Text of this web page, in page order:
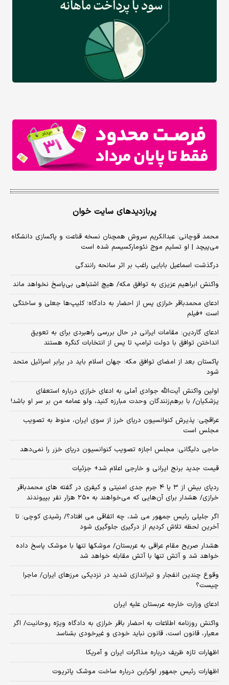
پربازدیدهای سایت خوان
محمد قوچانی: عبدالکریم سروش همچنان نسخه قناعت و پاکسازی دانشگاه
می‌پیچد | او تسلیم موج نئومارکسیسم شده است
درگذشت اسماعیل بابایی راغب بر اثر سانحه رانندگی
واکنش ابراهیم عزیزی به توافق مکه/ هیچ اشتباهی بی‌پاسخ نخواهد ماند
ادعای محمدباقر خرازی پس از احضار به دادگاه؛ کلیپ‌ها جعلی و ساختگی
است +فیلم
ادعای گاردین: مقامات ایرانی در حال بررسی راهبردی برای به تعویق
انداختن توافق با دولت ترامپ تا پس از انتخابات کنگره هستند
پاکستان بعد از امضای توافق مکه: جهان اسلام باید در برابر اسرائیل متحد
شود
اولین واکنش آیت‌الله جوادی آملی به ادعای خرازی درباره استعفای
پزشکیان/ با برهم‌زنندگان وحدت مبارزه کنید، ولو عمامه من بر سر او باشد!
عراقچی: پذیرش کنوانسیون دریای خرز از سوی ایران، منوط به تصویب
مجلس است
حاجی دلیگانی: مجلس اجازه تصویب کنوانسیون دریای خزر را نمی‌دهد
قیمت جدید برنج ایرانی و خارجی اعلام شد+ جزئیات
ردپای بیش از ۳ یا ۴ جرم جدی امنیتی و کیفری در گفته های محمدباقر
خرازی/ هشدار برای آن‌هایی که می‌خواهند به ۲۵۰ هزار نفر بپیوندند
اگر جلیلی رئیس جمهور می شد، چه اتفاقی می افتاد؟/ رشیدی کوچی: تا
آخرین لحظه تلاش کردیم از درگیری جلوگیری شود
هشدار صریح مقام عراقی به عربستان/ موشکها تنها با موشک پاسخ داده
خواهد شد و آتش تنها با آتش مقابله خواهد شد
وقوع چندین انفجار و تیراندازی شدید در نزدیکی مرز‌های ایران/ ماجرا
چیست؟
ادعای وزارت خارجه عربستان علیه ایران
واکنش روزنامه اطلاعات به احضار باقر خرازی به دادگاه ویژه روحانیت/ اگر
معیار، قانون است، قانون نباید خودی و غیرخودی بشناسد
اظهارات تازه ظریف درباره مذاکرات ایران و آمریکا
اظهارات رئیس جمهور اوکراین درباره ساخت موشک پاتریوت